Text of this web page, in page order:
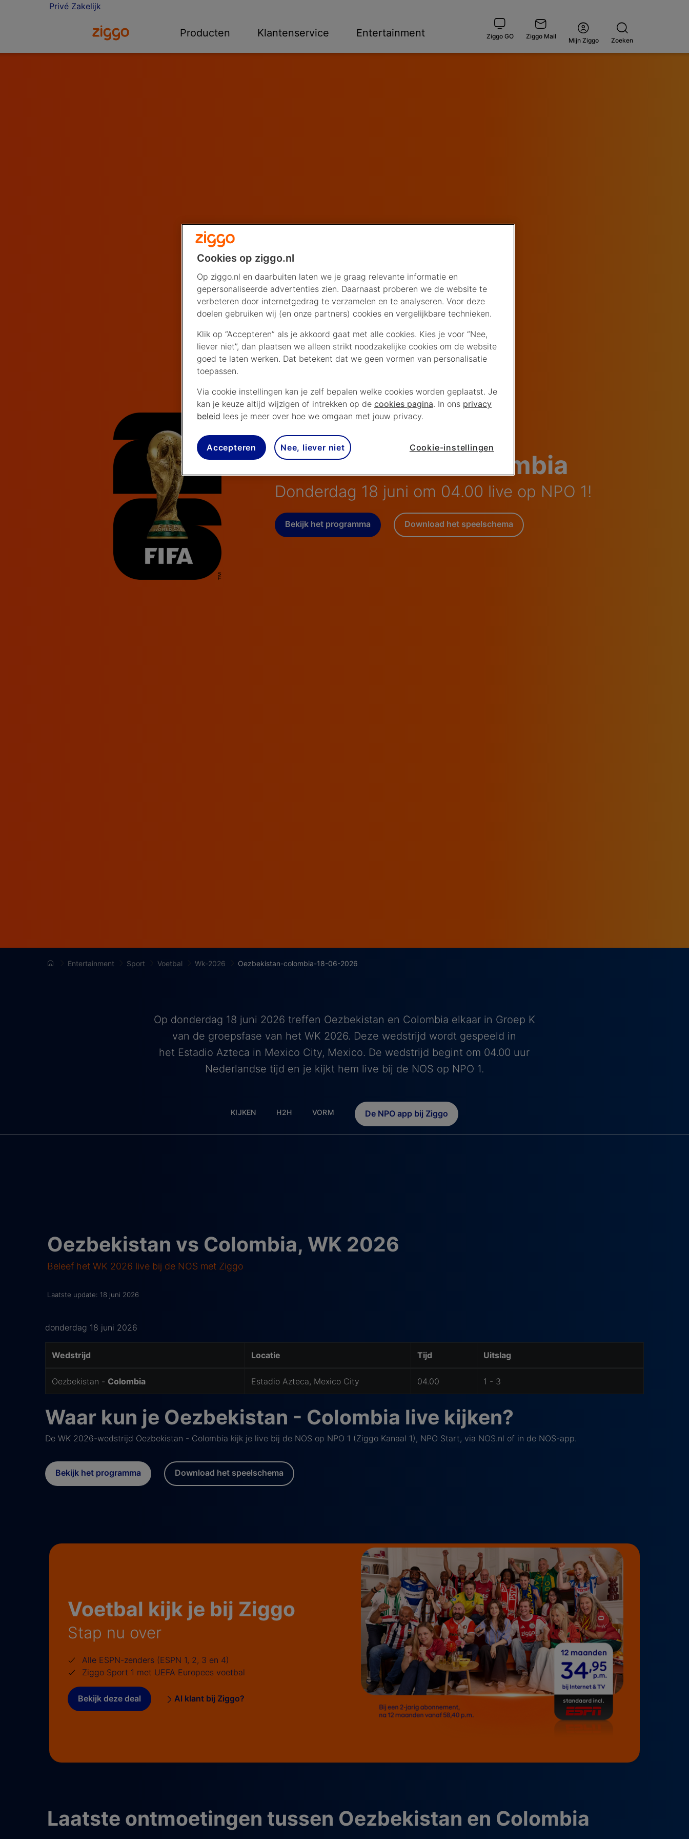
Privé Zakelijk
Ga naar de Ziggo homepageProducten Klantenservice Entertainment Ziggo GO Ziggo Mail Open
Mijn Ziggo
Zoeken
Oezbekistan - Colombia
Donderdag 18 juni om 04.00 live op NPO 1!
Bekijk het programma Download het speelschema
Entertainment Sport Voetbal Wk-2026 Oezbekistan-colombia-18-06-2026
Op donderdag 18 juni 2026 treffen Oezbekistan en Colombia elkaar in Groep K
van de groepsfase van het WK 2026. Deze wedstrijd wordt gespeeld in
het Estadio Azteca in Mexico City, Mexico. De wedstrijd begint om 04.00 uur
Nederlandse tijd en je kijkt hem live bij de NOS op NPO 1.
KIJKEN H2H VORM De NPO app bij Ziggo
Oezbekistan vs Colombia, WK 2026
Beleef het WK 2026 live bij de NOS met Ziggo
Laatste update: 18 juni 2026
donderdag 18 juni 2026
Wedstrijd Locatie Tijd Uitslag
Oezbekistan - Colombia Estadio Azteca, Mexico City 04.00 1 - 3
Waar kun je Oezbekistan - Colombia live kijken?
De WK 2026-wedstrijd Oezbekistan - Colombia kijk je live bij de NOS op NPO 1 (Ziggo Kanaal 1), NPO Start, via NOS.nl of in de NOS-app.
Bekijk het programma Download het speelschema
Voetbal kijk je bij Ziggo
Stap nu over
Alle ESPN-zenders (ESPN 1, 2, 3 en 4)
Ziggo Sport 1 met UEFA Europees voetbal
Bekijk deze deal Al klant bij Ziggo?
Laatste ontmoetingen tussen Oezbekistan en Colombia
Cookies op ziggo.nl
Op ziggo.nl en daarbuiten laten we je graag relevante informatie en
gepersonaliseerde advertenties zien. Daarnaast proberen we de website te
verbeteren door internetgedrag te verzamelen en te analyseren. Voor deze
doelen gebruiken wij (en onze partners) cookies en vergelijkbare technieken.
Klik op “Accepteren” als je akkoord gaat met alle cookies. Kies je voor “Nee,
liever niet”, dan plaatsen we alleen strikt noodzakelijke cookies om de website
goed te laten werken. Dat betekent dat we geen vormen van personalisatie
toepassen.
Via cookie instellingen kan je zelf bepalen welke cookies worden geplaatst. Je
kan je keuze altijd wijzigen of intrekken op de cookies pagina. In ons privacy
beleid lees je meer over hoe we omgaan met jouw privacy.
Accepteren Nee, liever niet Cookie-instellingen